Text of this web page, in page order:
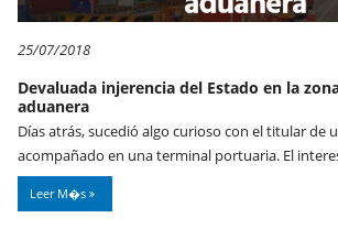
25/07/2018
Devaluada injerencia del Estado en la
aduanera
Días atrás, sucedió algo curioso con el titular de
acompañado en una terminal portuaria. El
Leer M�s